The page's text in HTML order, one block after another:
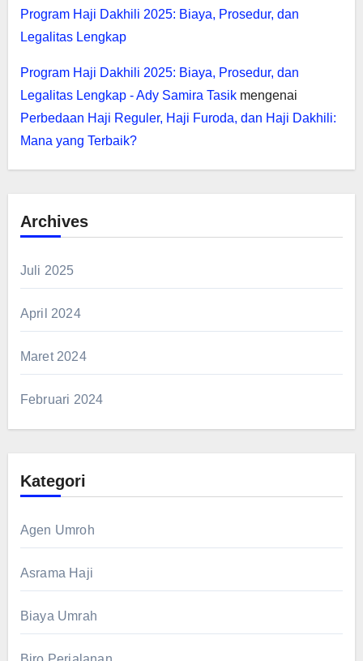
Program Haji Dakhili 2025: Biaya, Prosedur, dan
Legalitas Lengkap
Program Haji Dakhili 2025: Biaya, Prosedur, dan
Legalitas Lengkap - Ady Samira Tasikmengenai
Perbedaan Haji Reguler, Haji Furoda, dan Haji Dakhili:
Mana yang Terbaik?
Archives
Juli 2025
April 2024
Maret 2024
Februari 2024
Kategori
Agen Umroh
Asrama Haji
Biaya Umrah